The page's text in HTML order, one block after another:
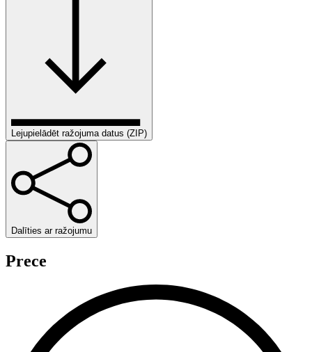
Lejupielādēt ražojuma datus (ZIP)
Dalīties ar ražojumu
Prece